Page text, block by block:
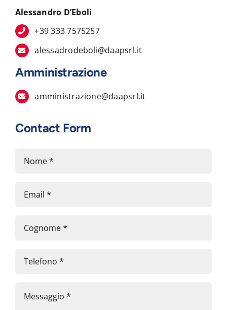
Alessandro D’Eboli
+39 333 7575257
alessadrodeboli@daapsrl.it
Amministrazione
amministrazione@daapsrl.it
Contact Form